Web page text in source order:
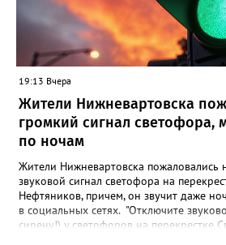
19:13 Вчера
Жители Нижневартовска
громкий сигнал светофора,
по ночам
Жители Нижневартовска пожаловались
звуковой сигнал светофора на
Нефтяников, причем, он звучит даже
в социальных сетях. "Отключите
сирену!) у светофоров на перекрестке